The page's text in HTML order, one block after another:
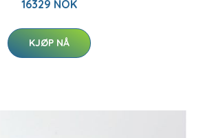
16329 NOK
KJØP NÅ